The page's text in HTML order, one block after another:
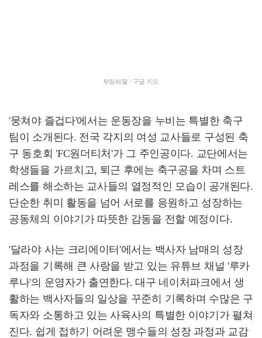
부림해물 / 구글 지도
'뭉쳐야 즐겁다'에서는 운동장을 누비는 특별한 축구
팀이 소개된다. 전국 각지의 여성 교사들로 구성된 축
구 동호회 'FC원더티처'가 그 주인공이다. 교단에서는
학생들을 가르치고, 퇴근 후에는 축구공을 차며 스트
레스를 해소하는 교사들의 열정적인 모습이 공개된다.
단순한 취미 활동을 넘어 서로를 응원하고 성장하는
공동체의 이야기가 따뜻한 감동을 전할 예정이다.
'달라야 사는 크리에이터'에서는 백사자 남매의 성장
과정을 기록해 큰 사랑을 받고 있는 유튜브 채널 '루카
루나'의 운영자가 출연한다. 대구 네이처파크에서 생
활하는 백사자들의 일상을 꾸준히 기록하며 수많은 구
독자와 소통하고 있는 사육사의 특별한 이야기가 펼쳐
진다. 쉽게 접하기 어려운 맹수들의 성장 과정과 교감